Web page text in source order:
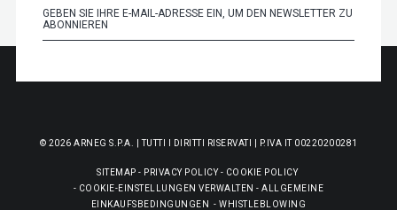
© 2026 ARNEG S.P.A. | TUTTI I DIRITTI RISERVATI | P.IVA IT 00220200281
SITEMAP - PRIVACY POLICY- COOKIE POLICY
- COOKIE-EINSTELLUNGEN VERWALTEN -ALLGEMEINE
EINKAUFSBEDINGUNGEN
-WHISTLEBLOWING